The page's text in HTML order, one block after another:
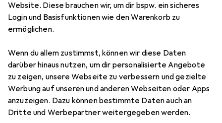
Website. Diese brauchen wir, um dir bspw. ein sicheres
Login und Basisfunktionen wie den Warenkorb zu
ermöglichen.
Wenn du allem zustimmst, können wir diese Daten
darüber hinaus nutzen, um dir personalisierte Angebote
zu zeigen, unsere Webseite zu verbessern und gezielte
Werbung auf unseren und anderen Webseiten oder Apps
anzuzeigen. Dazu können bestimmte Daten auch an
Dritte und Werbepartner weitergegeben werden.
MENGENRABATT
DeknudtS44CH3
13 x 18 cm
Preis in EUR inkl. MwSt.
EUR
7,64
Schneller lieferbar